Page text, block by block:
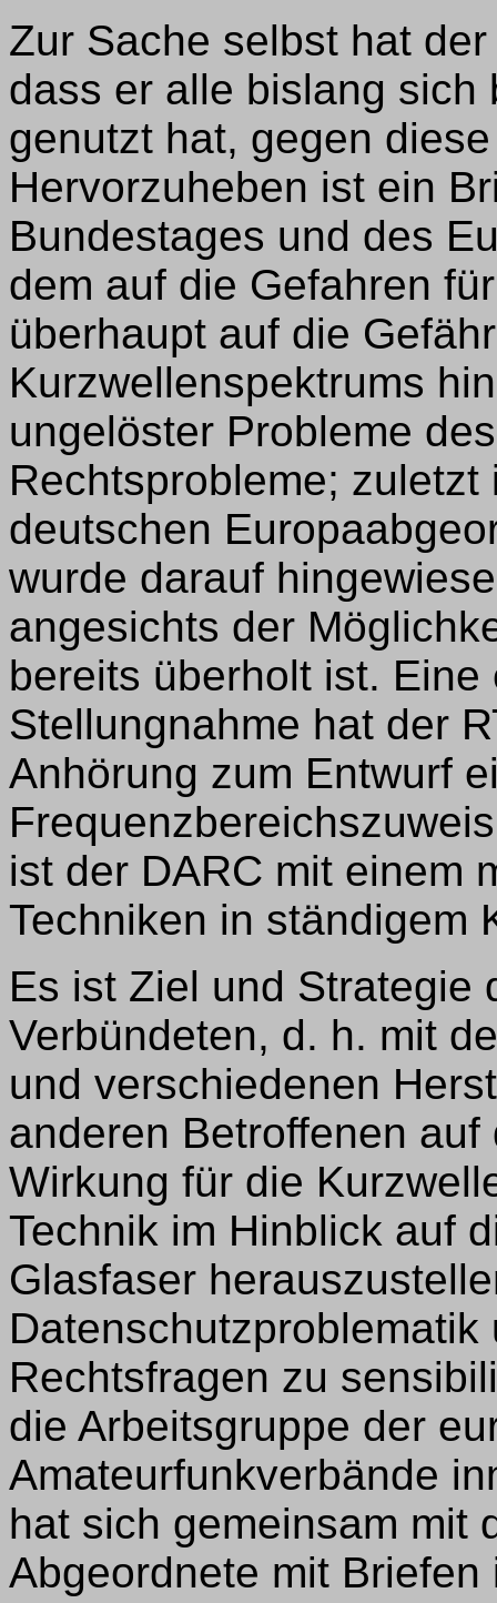
Zur Sache selbst hat
dass er alle bislang sich
genutzt hat, gegen
Hervorzuheben ist ein
Bundestages und des
dem auf die Gefahren
überhaupt auf die
Kurzwellenspektrums
ungelöster Probleme
Rechtsprobleme;
deutschen
wurde darauf
angesichts der
bereits überholt ist.
Stellungnahme hat der
Anhörung zum Entwurf
ist der DARC mit einem
Techniken in ständigem
Es ist Ziel und Strategie
Verbündeten, d. h. mit
und verschiedenen
anderen Betroffenen
Wirkung für die
Technik im Hinblick auf
Glasfaser
Rechtsfragen zu
die Arbeitsgruppe der
Amateurfunkverbände
hat sich gemeinsam mit
Abgeordnete mit